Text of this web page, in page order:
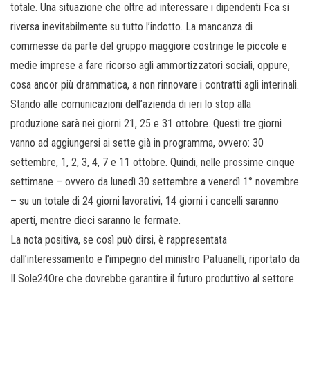
totale. Una situazione che oltre ad interessare i dipendenti Fca si
riversa inevitabilmente su tutto l’indotto. La mancanza di
commesse da parte del gruppo maggiore costringe le piccole e
medie imprese a fare ricorso agli ammortizzatori sociali, oppure,
cosa ancor più drammatica, a non rinnovare i contratti agli interinali.
Stando alle comunicazioni dell’azienda di ieri lo stop alla
produzione sarà nei giorni 21, 25 e 31 ottobre. Questi tre giorni
vanno ad aggiungersi ai sette già in programma, ovvero: 30
settembre, 1, 2, 3, 4, 7 e 11 ottobre. Quindi, nelle prossime cinque
settimane – ovvero da lunedì 30 settembre a venerdì 1° novembre
– su un totale di 24 giorni lavorativi, 14 giorni i cancelli saranno
aperti, mentre dieci saranno le fermate.
La nota positiva, se così può dirsi, è rappresentata
dall’interessamento e l’impegno del ministro Patuanelli, riportato da
Il Sole24Ore che dovrebbe garantire il futuro produttivo al settore.